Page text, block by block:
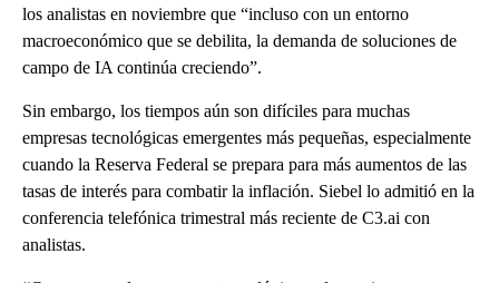
los analistas en noviembre que “incluso con un entorno
macroeconómico que se debilita, la demanda de soluciones de
campo de IA continúa creciendo”.
Sin embargo, los tiempos aún son difíciles para muchas
empresas tecnológicas emergentes más pequeñas, especialmente
cuando la Reserva Federal se prepara para más aumentos de las
tasas de interés para combatir la inflación. Siebel lo admitió en la
conferencia telefónica trimestral más reciente de C3.ai con
analistas.